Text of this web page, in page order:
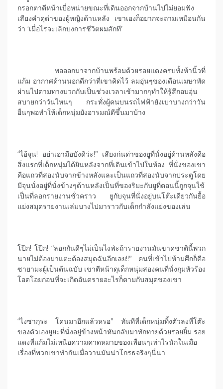
กรอกตาตีหน้าเบื่อหน่ายขณะที่เดินออกจากบ้านไปไม่ยอมฟัง
เสียงคำดุด่าของผู้หญิงด้านหลัง เขาเองก็อยากจะถามเหมือนกัน
ว่า ‘เมื่อไรจะเลิกบงการชีวิตผมสักที’
พอออกมาจากบ้านพร้อมด้วยรอยแดงครบทั้งห้านิ้วที่
แก้ม อากาศด้านนอกดีกว่าที่เขาคิดไว้ ลมอุ่นๆของเดือนเมษาพัด
ผ่านไปตามทางบวกกับเป็นช่วงเวลาเช้ามากๆทำให้รู้สึกอบอุ่น
สบายกว่าวันไหนๆ กระทั่งผู้คนบนรถไฟฟ้ายังเบาบางกว่าวัน
อื่นๆพอทำให้เด็กหนุ่มยังอารมณ์ดีขึ้นมาบ้าง
“ไอ้จุน! อย่าเอามือบังดิว่ะ!” เสียงก่นด่าของยูที่นั่งอยู่ด้านหลังคือ
สิ่งแรกที่เด็กหนุ่มได้ยินหลังจากที่เดินเข้าไปในห้อง ที่นั่งของเขา
คือแถวที่สองนับจากข้างหลังและเป็นแถวที่สองนับจากประตูโดย
มีจุนนั่งอยู่ที่นั่งข้างๆด้านหลังเป็นที่ของริมะกับยูที่ตอนนี้ถูกจุนใช้
เป็นที่ลอกรายงานชั่วคราว ยูกับจุนที่นั่งอยู่บนโต๊ะเดียวกันยื้อ
แย่งสมุดรายงานเล่มบางไปมาราวกับเด็กกำลังแย่งของเล่น
โป๊ก! โป๊ก! “ลอกกันดีๆไม่เป็นไงฟ่ะถ้ารายงานมันขาดชาตินี้พวก
นายไม่ต้องมาแตะต้องสมุดฉันอีกเลย!!” คนที่เข้าไปห้ามศึกก็คือ
ซายามะผู้เป็นต้นฉบับ เขาตีหน้าดุเด็กหนุ่มสองคนที่นั่งกุมหัวร้อง
โอดโอยก่อนที่จะเกิดอันตรายอะไรก็ตามกับสมุดของเขา
“ไงซากุระ โดนมาอีกแล้วหรอ” ทันทีที่เด็กหนุ่มทิ้งตัวลงที่โต๊ะ
ของตัวเองยูยะที่นั่งอยู่ข้างหน้าหันกลับมาทักทายด้วยรอยยิ้ม รอย
แดงที่แก้มไม่เหนือความคาดหมายของเพื่อนๆเท่าไรนักในเมื่อ
เรื่องที่พวกเขาทำกันเมื่อวานมันน่าโกรธจริงๆนี่นา